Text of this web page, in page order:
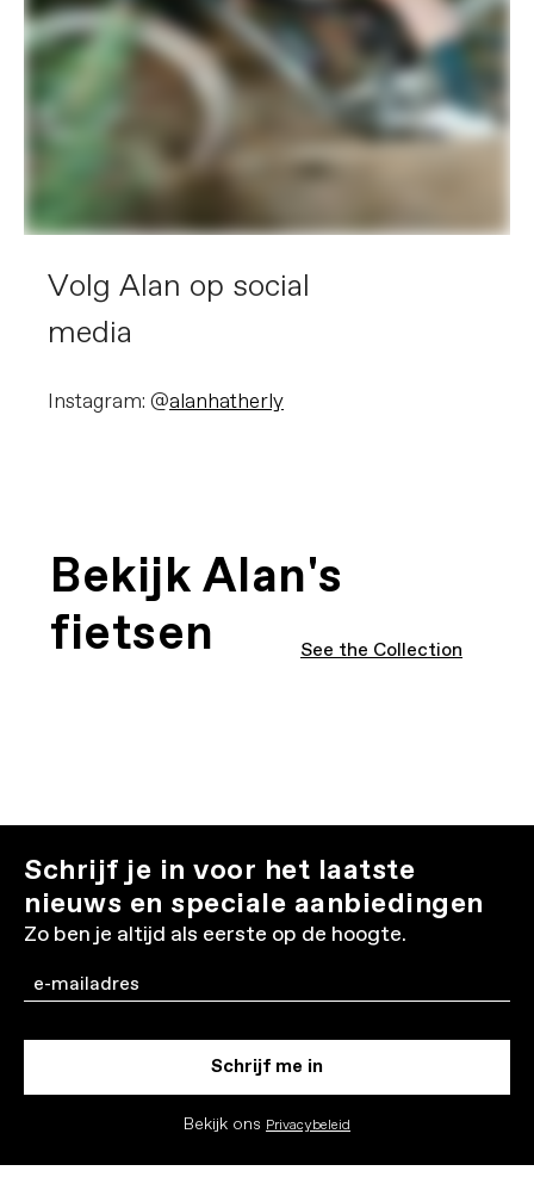
Volg Alan op social
media
Instagram: @alanhatherly
Bekijk Alan's
fietsen
See the Collection
Schrijf je in voor het laatste
nieuws en speciale aanbiedingen
Zo ben je altijd als eerste op de hoogte.
Email
Schrijf me in
Bekijk ons Privacybeleid